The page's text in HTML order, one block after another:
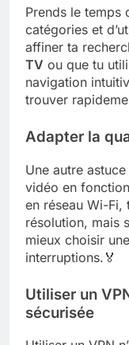
Prends le temps
catégories et
affiner ta
TV ou que tu
navigation
trouver
Adapter la
Une autre
vidéo en
en réseau Wi-
résolution, mais
mieux choisir
interruptions.🏅
Utiliser un
sécurisée